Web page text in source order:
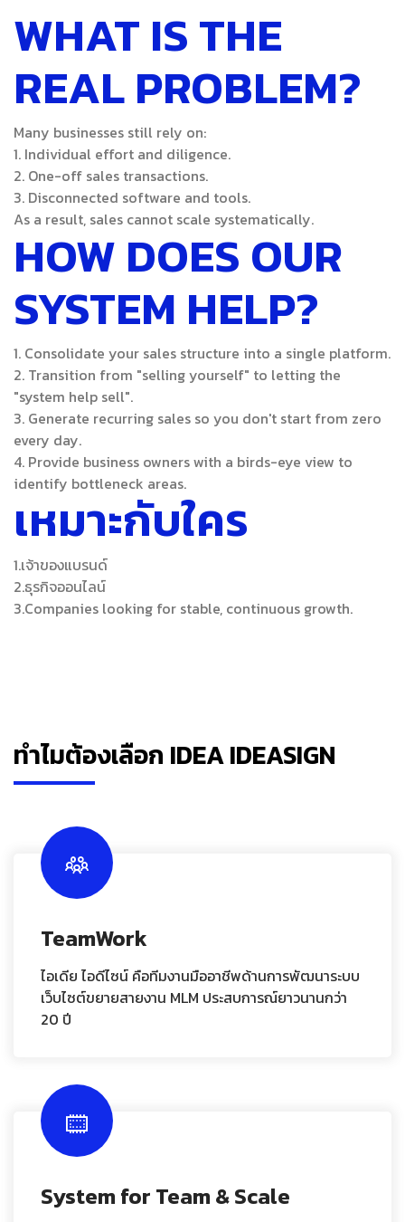
WHAT IS THE
REAL PROBLEM?
Many businesses still rely on:
1. Individual effort and diligence.
2. One-off sales transactions.
3. Disconnected software and tools.
As a result, sales cannot scale systematically.
HOW DOES OUR
SYSTEM HELP?
1. Consolidate your sales structure into a single platform.
2. Transition from "selling yourself" to letting the
"system help sell".
3. Generate recurring sales so you don't start from zero
every day.
4. Provide business owners with a birds-eye view to
identify bottleneck areas.
เหมาะกับใคร
1.เจ้าของแบรนด์
2.ธุรกิจออนไลน์
3.Companies looking for stable, continuous growth.
ทำไมต้องเลือก IDEA IDEASIGN
TeamWork
ไอเดีย ไอดีไซน์ คือทีมงานมืออาชีพด้านการพัฒนาระบบ
เว็บไซต์ขยายสายงาน MLM ประสบการณ์ยาวนานกว่า
20 ปี
System for Team & Scale